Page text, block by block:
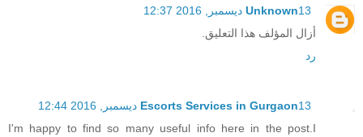
Unknown13 ديسمبر, 2016 12:37
أزال المؤلف هذا التعليق.
رد
Escorts Services in Gurgaon13 ديسمبر, 2016 12:44
I'm happy to find so many useful info here in the post.I